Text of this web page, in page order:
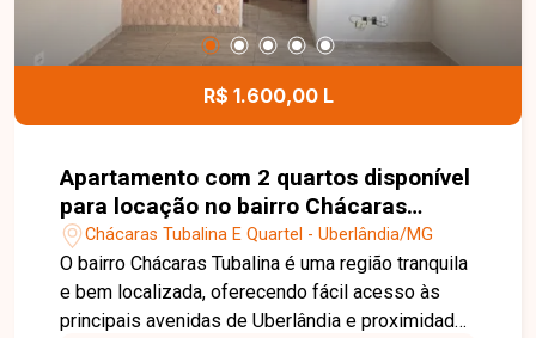
R$ 1.600,00 L
Apartamento com 2 quartos disponível
para locação no bairro Chácaras
Tubalina em Uberlândia-MG
Chácaras Tubalina E Quartel - Uberlândia/MG
O bairro Chácaras Tubalina é uma região tranquila
e bem localizada, oferecendo fácil acesso às
principais avenidas de Uberlândia e proximidade